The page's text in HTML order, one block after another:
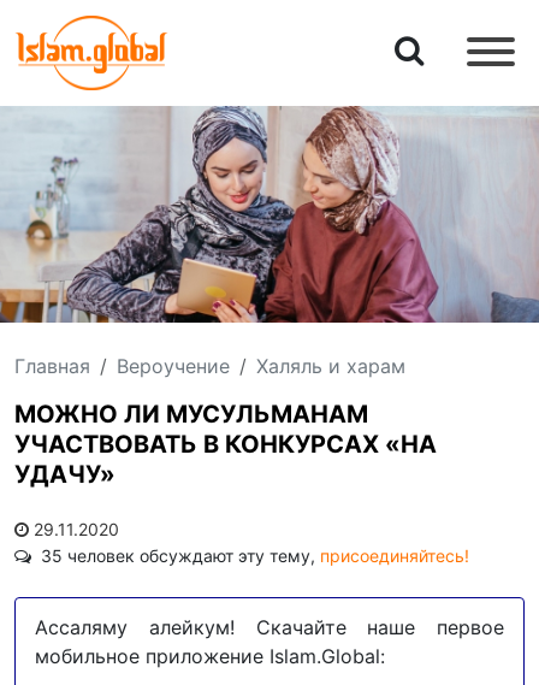
Главная Вероучение Халяль и харам
МОЖНО ЛИ МУСУЛЬМАНАМ
УЧАСТВОВАТЬ В КОНКУРСАХ «НА
УДАЧУ»
29.11.2020
35 человек обсуждают эту тему, присоединяйтесь!
Ассаляму алейкум! Скачайте наше первое
мобильное приложение Islam.Global: